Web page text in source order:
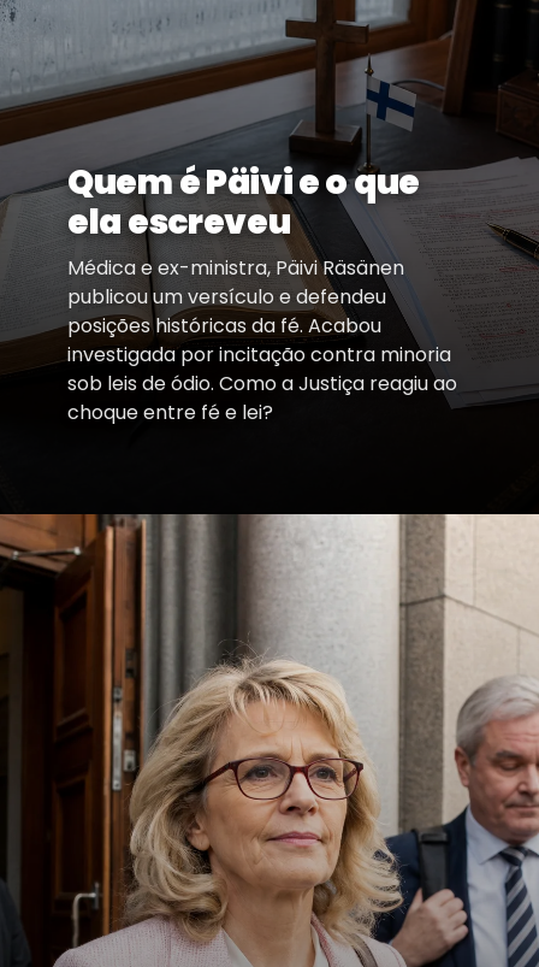
Quem é Päivi e o que
ela escreveu
Médica e ex-ministra, Päivi Räsänen
publicou um versículo e defendeu
posições históricas da fé. Acabou
investigada por incitação contra minoria
sob leis de ódio. Como a Justiça reagiu ao
choque entre fé e lei?